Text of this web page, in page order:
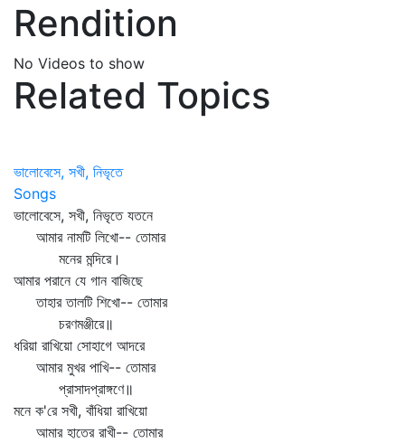
Rendition
No Videos to show
Related Topics
ভালোবেসে, সখী, নিভৃতে
Songs
ভালোবেসে, সখী, নিভৃতে যতনে
আমার নামটি লিখো-- তোমার
মনের মন্দিরে।
আমার পরানে যে গান বাজিছে
তাহার তালটি শিখো-- তোমার
চরণমঞ্জীরে॥
ধরিয়া রাখিয়ো সোহাগে আদরে
আমার মুখর পাখি-- তোমার
প্রাসাদপ্রাঙ্গণে॥
মনে ক'রে সখী, বাঁধিয়া রাখিয়ো
আমার হাতের রাখী-- তোমার